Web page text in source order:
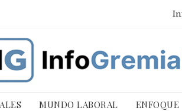
MUNDO LABORAL ENFOQUE